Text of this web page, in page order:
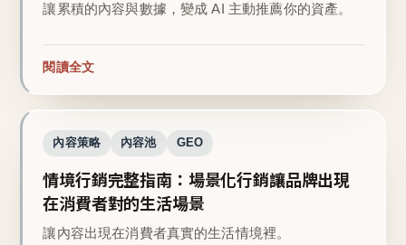
讓累積的內容與數據，變成 AI 主動推薦你的資產。
閱讀全文
內容策略 內容池 GEO
情境行銷完整指南：場景化行銷讓品牌出現
在消費者對的生活場景
讓內容出現在消費者真實的生活情境裡。